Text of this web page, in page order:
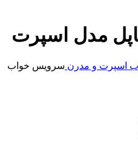
مدل اسپرت
اسپرت و مدرن سرویس خواب